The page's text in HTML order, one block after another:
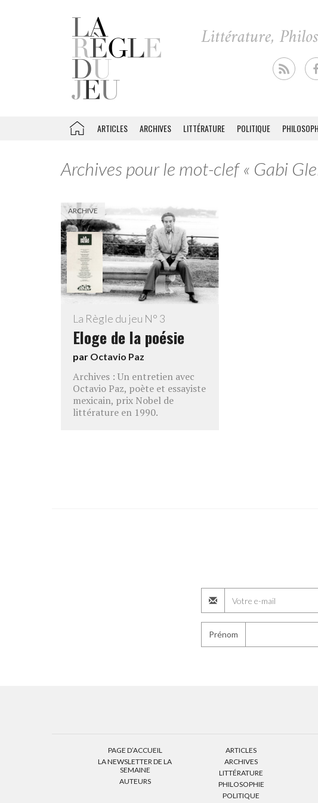
ARTICLES ARCHIVES LITTÉRATURE POLITIQUE
Archives pour le mot-clef « Gabi
ARCHIVE
La Règle du jeu N° 3
Eloge de la poésie
par Octavio Paz
Archives : Un entretien avec
Octavio Paz, poète et essayiste
mexicain, prix Nobel de
littérature en 1990.
Prénom
PAGE D’ACCUEIL
LA NEWSLETTER DE LA
SEMAINE
AUTEURS
ARTICLES
ARCHIVES
LITTÉRATURE
PHILOSOPHIE
POLITIQUE